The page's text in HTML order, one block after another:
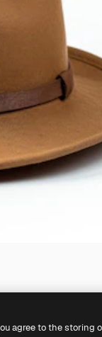
agree to the storing